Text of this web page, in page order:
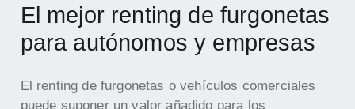
El mejor renting de furgonetas
para autónomos y empresas
El renting de furgonetas o vehículos comerciales
puede suponer un valor añadido para los